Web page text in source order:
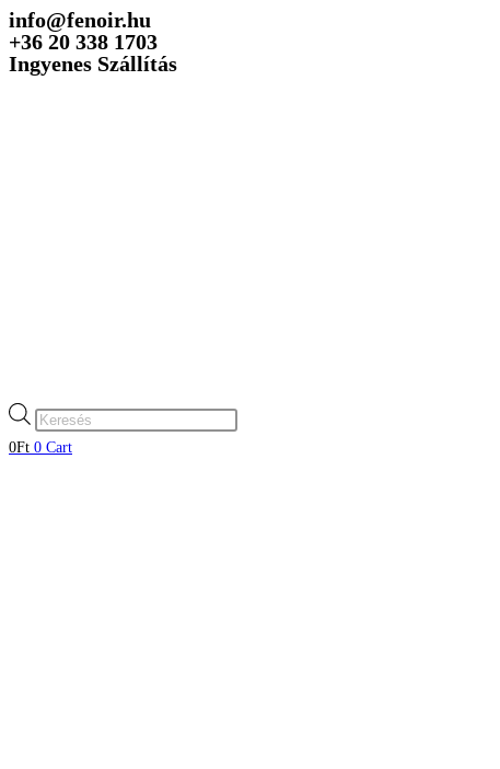
Skip
to
content
info@fenoir.hu
+36 20 338 1703
Ingyenes Szállítás
Products
search
0Ft 0 Cart